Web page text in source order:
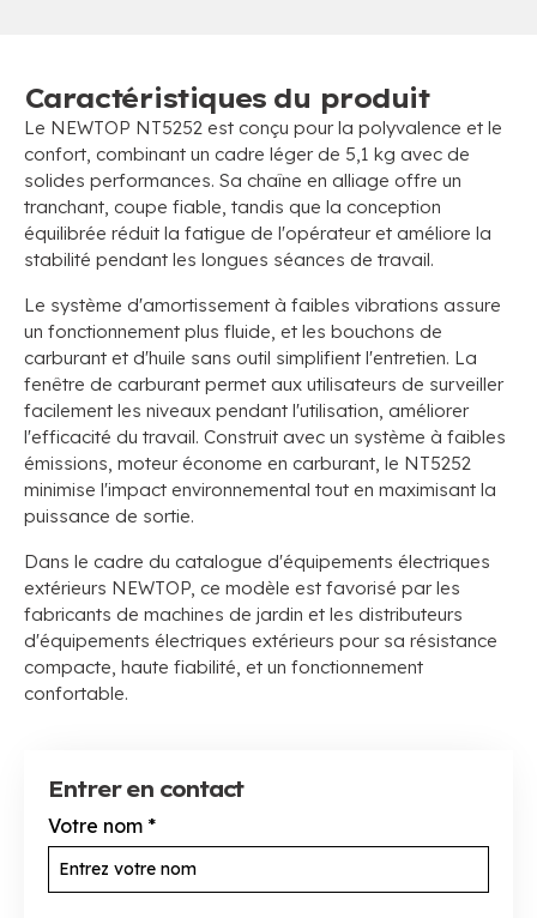
Caractéristiques du produit
Le NEWTOP NT5252 est conçu pour la polyvalence et le
confort, combinant un cadre léger de 5,1 kg avec de
solides performances. Sa chaîne en alliage offre un
tranchant, coupe fiable, tandis que la conception
équilibrée réduit la fatigue de l'opérateur et améliore la
stabilité pendant les longues séances de travail.
Le système d'amortissement à faibles vibrations assure
un fonctionnement plus fluide, et les bouchons de
carburant et d'huile sans outil simplifient l'entretien. La
fenêtre de carburant permet aux utilisateurs de surveiller
facilement les niveaux pendant l'utilisation, améliorer
l'efficacité du travail. Construit avec un système à faibles
émissions, moteur économe en carburant, le NT5252
minimise l'impact environnemental tout en maximisant la
puissance de sortie.
Dans le cadre du catalogue d'équipements électriques
extérieurs NEWTOP, ce modèle est favorisé par les
fabricants de machines de jardin et les distributeurs
d'équipements électriques extérieurs pour sa résistance
compacte, haute fiabilité, et un fonctionnement
confortable.
Entrer en contact
Votre nom *